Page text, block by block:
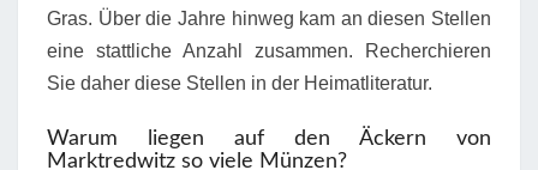
Gras. Über die Jahre hinweg kam an diesen Stellen
eine stattliche Anzahl zusammen. Recherchieren
Sie daher diese Stellen in der Heimatliteratur.
Warum liegen auf den Äckern von
Marktredwitz so viele Münzen?